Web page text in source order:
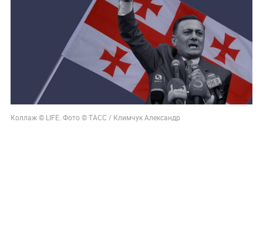
Коллаж © LIFE. Фото © ТАСС / Климчук Александр